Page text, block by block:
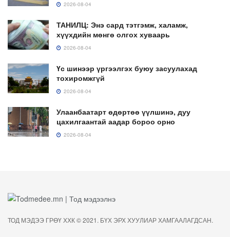
2026-08-04
ТАНИЛЦ: Энэ сард тэтгэмж, халамж,
хүүхдийн мөнгө олгох хуваарь
2026-08-04
Үс шинээр үргээлгэх буюу засуулахад
тохиромжгүй
2026-08-04
Улаанбаатарт өдөртөө үүлшинэ, дуу
цахилгаантай аадар бороо орно
2026-08-04
ТОД МЭДЭЭ ГРӨҮ ХХК © 2021. БҮХ ЭРХ ХУУЛИАР ХАМГААЛАГДСАН.